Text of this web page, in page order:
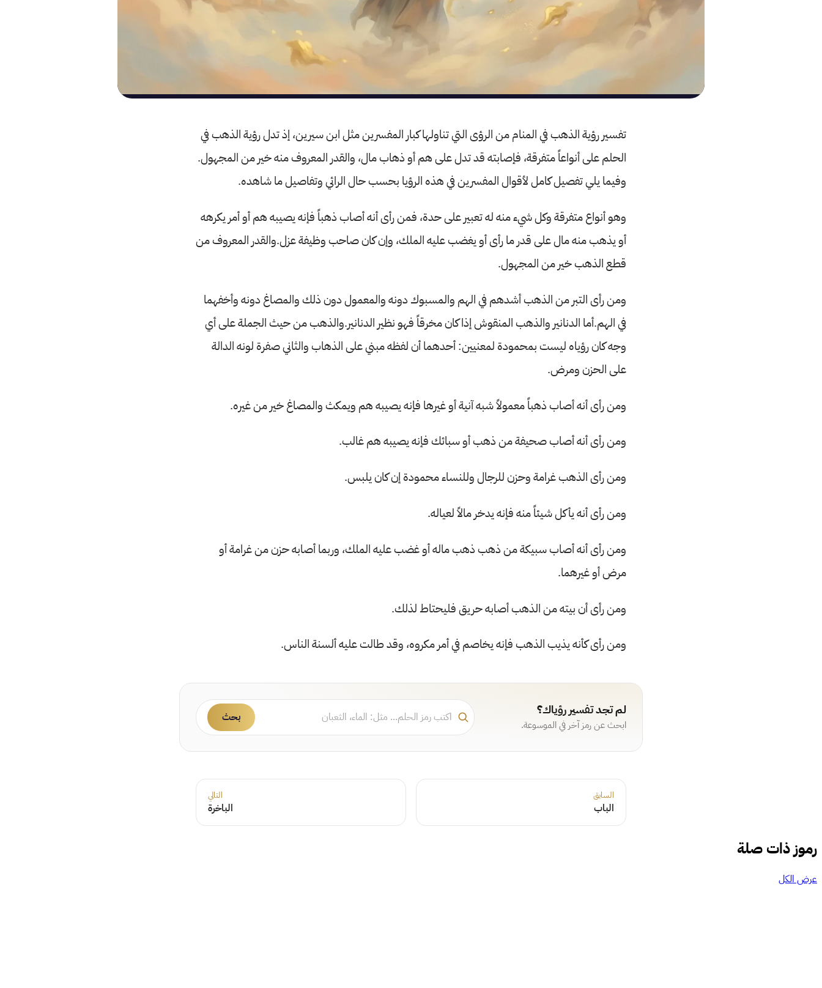
تفسير رؤية الذهب في المنام من الرؤى التي تناولها كبار المفسرين مثل ابن سيرين، إذ تدل رؤية الذهب في
الحلم على أنواعاً متفرقة، فإصابته قد تدل على هم أو ذهاب مال، والقدر المعروف منه خير من المجهول.
وفيما يلي تفصيل كامل لأقوال المفسرين في هذه الرؤيا بحسب حال الرائي وتفاصيل ما شاهده.
وهو أنواع متفرقة وكل شيء منه له تعبير على حدة، فمن رأى أنه أصاب ذهباً فإنه يصيبه هم أو أمر يكرهه
أو يذهب منه مال على قدر ما رأى أو يغضب عليه الملك، وإن كان صاحب وظيفة عزل.والقدر المعروف من
قطع الذهب خير من المجهول.
ومن رأى التبر من الذهب أشدهم في الهم والمسبوك دونه والمعمول دون ذلك والمصاغ دونه وأخفهما
في الهم.أما الدنانير والذهب المنقوش إذا كان مخرقاً فهو نظير الدنانير.والذهب من حيث الجملة على أي
وجه كان رؤياه ليست بمحمودة لمعنيين: أحدهما أن لفظه مبني على الذهاب والثاني صفرة لونه الدالة
على الحزن ومرض.
ومن رأى أنه أصاب ذهباً معمولاً شبه آنية أو غيرها فإنه يصيبه هم ويمكث والمصاغ خير من غيره.
ومن رأى أنه أصاب صحيفة من ذهب أو سبائك فإنه يصيبه هم غالب.
ومن رأى الذهب غرامة وحزن للرجال وللنساء محمودة إن كان يلبس.
ومن رأى أنه يأكل شيئاً منه فإنه يدخر مالاً لعياله.
ومن رأى أنه أصاب سبيكة من ذهب ذهب ماله أو غضب عليه الملك، وربما أصابه حزن من غرامة أو
مرض أو غيرهما.
ومن رأى أن بيته من الذهب أصابه حريق فليحتاط لذلك.
ومن رأى كأنه يذيب الذهب فإنه يخاصم في أمر مكروه، وقد طالت عليه ألسنة الناس.
لم تجد تفسير رؤياك؟
ابحث عن رمز آخر في الموسوعة.
بحث
السابق
الباب
التالي
الباخرة
رموز ذات صلة
عرض الكل